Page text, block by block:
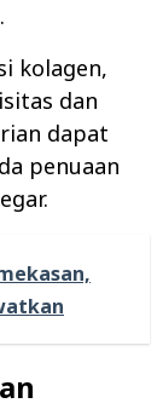
kolagen,
dan
dapat
penuaan